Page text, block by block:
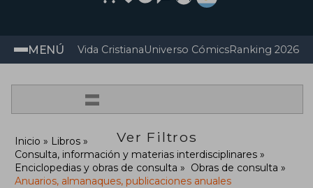
MENÚ Vida CristianaUniverso CómicsRanking 2026
=
Ver Filtros
Inicio
Libros
Consulta, información y materias interdisciplinares
Enciclopedias y obras de consulta
Obras de consulta
Anuarios, almanaques, publicaciones anuales